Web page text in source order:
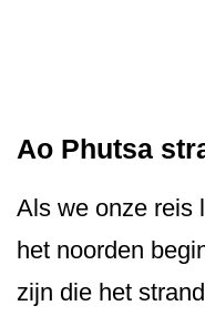
Ao Phutsa
Als we onze reis
het noorden
zijn die het